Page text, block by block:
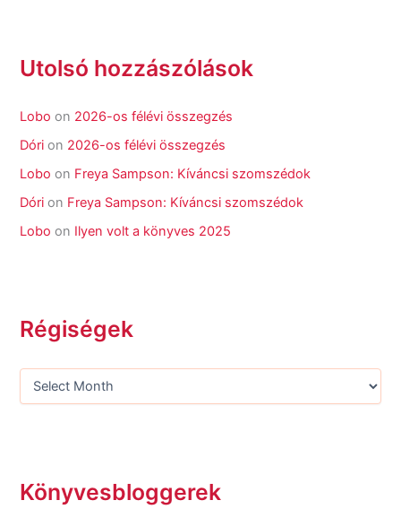
Utolsó hozzászólások
Lobo on 2026-os félévi összegzés
Dóri on 2026-os félévi összegzés
Lobo on Freya Sampson: Kíváncsi szomszédok
Dóri on Freya Sampson: Kíváncsi szomszédok
Lobo on Ilyen volt a könyves 2025
Régiségek
Könyvesbloggerek